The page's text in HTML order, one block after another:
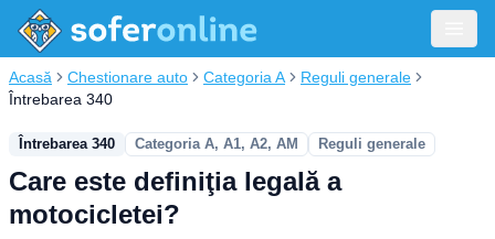
Acasă Chestionare auto Categoria A
Reguli generale
Întrebarea 340
Întrebarea 340 Categoria A, A1, A2, AM Reguli generale
Care este definiţia legală a
motocicletei?